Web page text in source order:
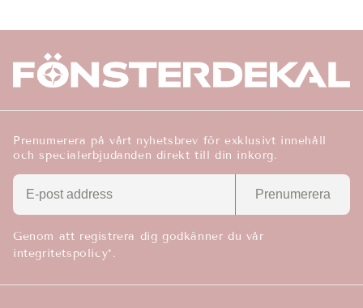
Prenumerera på vårt nyhetsbrev för exklusivt innehåll
och specialerbjudanden direkt till din inkorg.
Prenumerera
Genom att registrera dig godkänner du vår
integritetspolicy*.